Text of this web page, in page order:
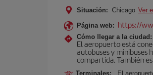
Situación: Chicago Ver
Página web: https://
Cómo llegar a la ciudad:
El aeropuerto está
autobuses y minibuses
compartida. También
Terminales: El